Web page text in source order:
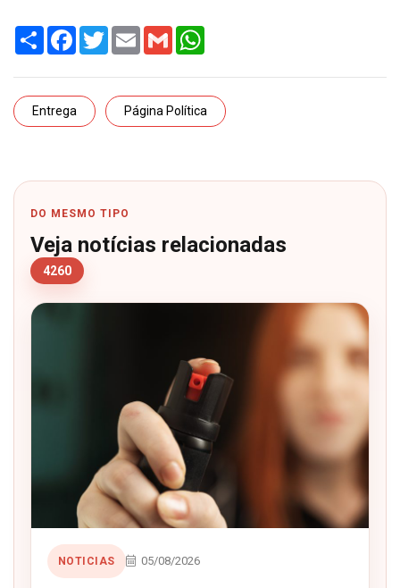
Share Facebook
TwitterEmail Gmail
Entrega Página Política
DO MESMO TIPO
Veja notícias relacionadas
4260
NOTICIAS 05/08/2026